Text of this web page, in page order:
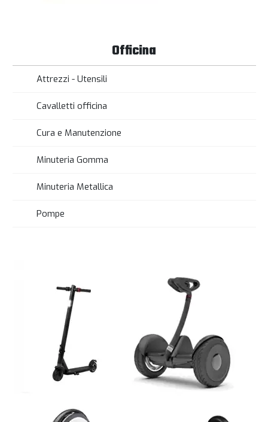
Officina
Attrezzi - Utensili
Cavalletti officina
Cura e Manutenzione
Minuteria Gomma
Minuteria Metallica
Pompe